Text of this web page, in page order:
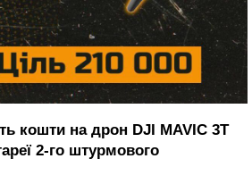
кошти на дрон DJI MAVIC 3T
2-го штурмового